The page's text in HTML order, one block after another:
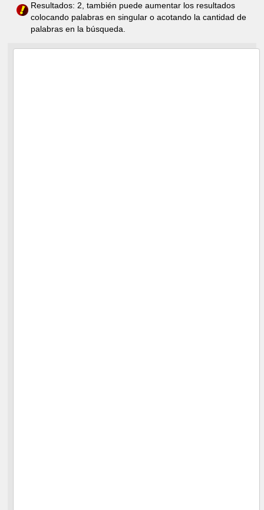
Resultados: 2, también puede aumentar los resultados
colocando palabras en singular o acotando la cantidad de
palabras en la búsqueda.